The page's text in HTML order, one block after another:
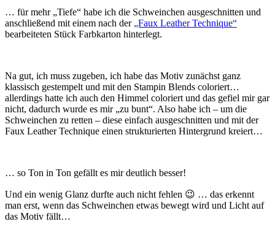
… für mehr „Tiefe“ habe ich die Schweinchen ausgeschnitten und
anschließend mit einem nach der „Faux Leather Technique“
bearbeiteten Stück Farbkarton hinterlegt.
Na gut, ich muss zugeben, ich habe das Motiv zunächst ganz
klassisch gestempelt und mit den Stampin Blends coloriert…
allerdings hatte ich auch den Himmel coloriert und das gefiel mir gar
nicht, dadurch wurde es mir „zu bunt“. Also habe ich – um die
Schweinchen zu retten – diese einfach ausgeschnitten und mit der
Faux Leather Technique einen strukturierten Hintergrund kreiert…
… so Ton in Ton gefällt es mir deutlich besser!
Und ein wenig Glanz durfte auch nicht fehlen 😉 … das erkennt
man erst, wenn das Schweinchen etwas bewegt wird und Licht auf
das Motiv fällt…